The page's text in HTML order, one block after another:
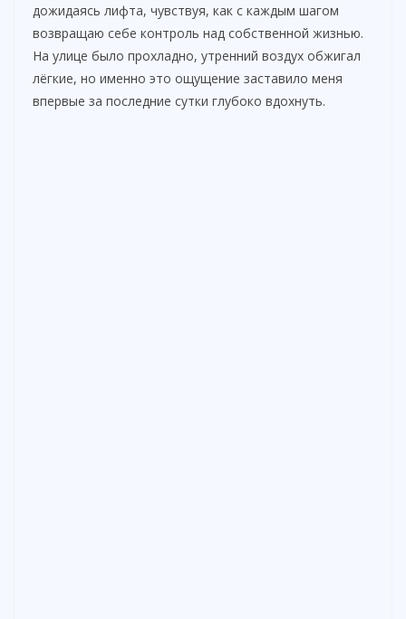
дожидаясь лифта, чувствуя, как с каждым шагом
возвращаю себе контроль над собственной жизнью.
На улице было прохладно, утренний воздух обжигал
лёгкие, но именно это ощущение заставило меня
впервые за последние сутки глубоко вдохнуть.